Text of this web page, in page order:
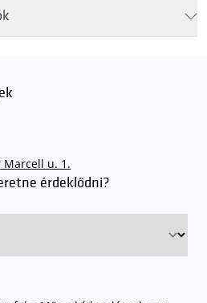
idővel érdemes kalkulálni. Ezt
közönségünknek, induljanak
parkolóhelyet és
automatika nyitja.
akik egy aznapi fizetős
itt.
Marcell u. 1.
érdeklődni?